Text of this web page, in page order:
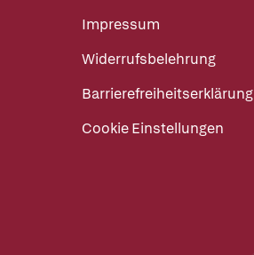
Impressum
Widerrufsbelehrung
Barrierefreiheitserklärung
Cookie Einstellungen